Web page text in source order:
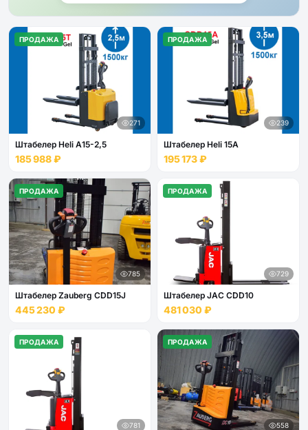
ПРОДАЖА
271
Штабелер Heli А15-2,5
185 988 ₽
ПРОДАЖА
239
Штабелер Heli 15А
195 173 ₽
ПРОДАЖА
785
Штабелер Zauberg CDD15J
445 230 ₽
ПРОДАЖА
729
Штабелер JAC CDD10
481 030 ₽
ПРОДАЖА
781
ПРОДАЖА
558